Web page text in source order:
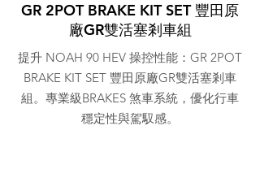
GR 2POT BRAKE KIT SET 豐田原
廠GR雙活塞剎車組
提升 NOAH 90 HEV 操控性能：GR 2POT
BRAKE KIT SET 豐田原廠GR雙活塞剎車
組。專業級BRAKES 煞車系統，優化行車
穩定性與駕馭感。